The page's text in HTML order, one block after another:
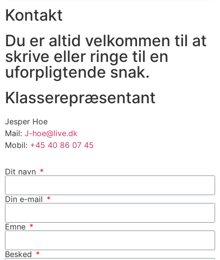
Kontakt
Du er altid velkommen til at
skrive eller ringe til en
uforpligtende snak.
Klasserepræsentant
Jesper Hoe
Mail: J-hoe@live.dk
Mobil: +45 40 86 07 45
Dit navn
Din e-mail
Emne
Besked